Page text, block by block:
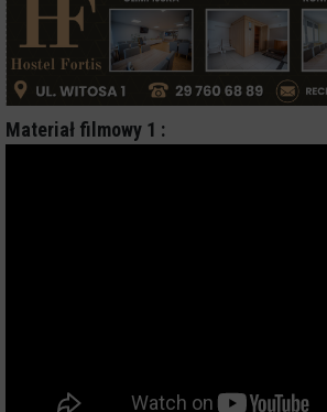
Materiał filmowy 1 :